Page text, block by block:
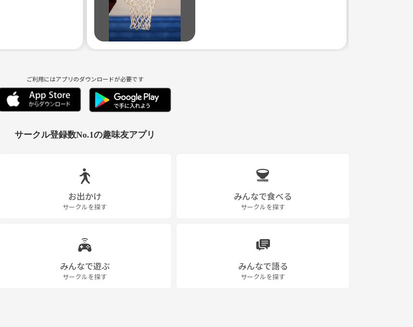
ご利用にはアプリのダウンロードが必要です
サークル登録数No.1の趣味友アプリ
お出かけ
サークルを探す
みんなで食べる
サークルを探す
みんなで遊ぶ
サークルを探す
みんなで語る
サークルを探す